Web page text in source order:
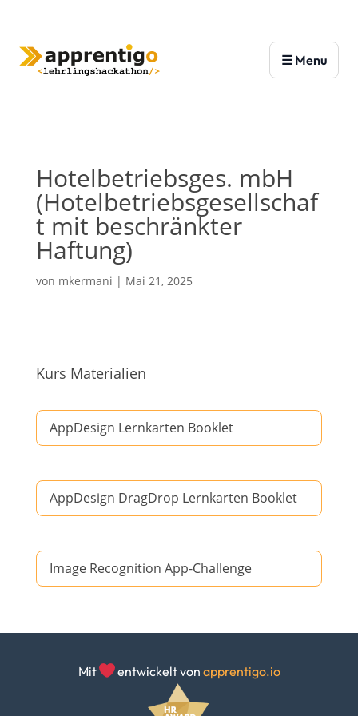
Hotelbetriebsges. mbH
(Hotelbetriebsgesellschaf
t mit beschränkter
Haftung)
von mkermani | Mai 21, 2025
Kurs Materialien
AppDesign Lernkarten Booklet
AppDesign DragDrop Lernkarten Booklet
Image Recognition App-Challenge